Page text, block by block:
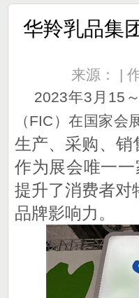
华羚乳品集
来源： |
2023年3月15
（FIC）在国家
生产、采购、销
作为展会唯一
提升了消费者对
品牌影响力。